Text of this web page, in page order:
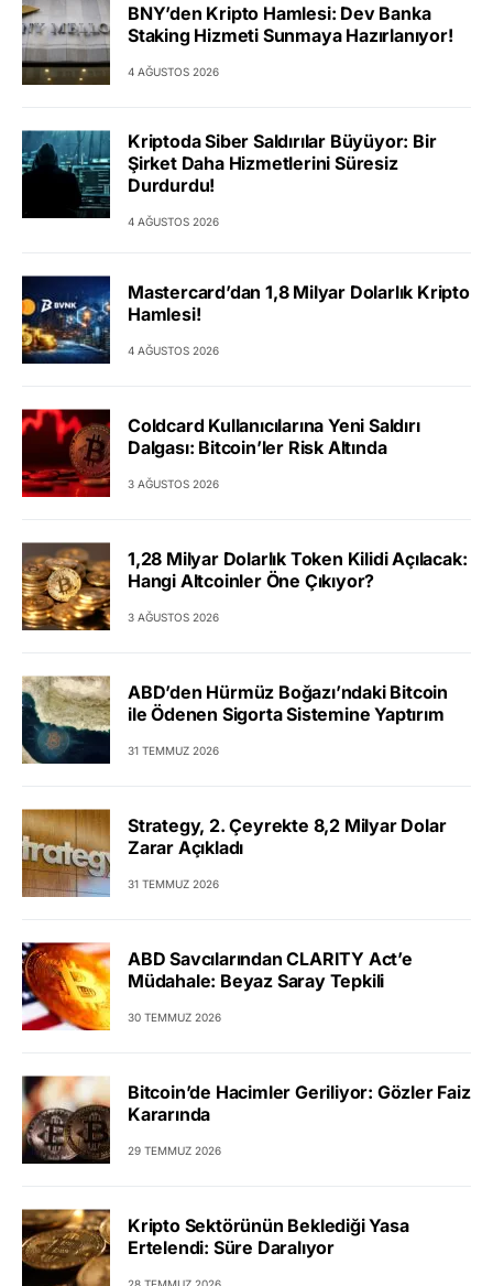
BNY’den Kripto Hamlesi: Dev Banka
Staking Hizmeti Sunmaya Hazırlanıyor!
4 AĞUSTOS 2026
Kriptoda Siber Saldırılar Büyüyor: Bir
Şirket Daha Hizmetlerini Süresiz
Durdurdu!
4 AĞUSTOS 2026
Mastercard’dan 1,8 Milyar Dolarlık Kripto
Hamlesi!
4 AĞUSTOS 2026
Coldcard Kullanıcılarına Yeni Saldırı
Dalgası: Bitcoin’ler Risk Altında
3 AĞUSTOS 2026
1,28 Milyar Dolarlık Token Kilidi Açılacak:
Hangi Altcoinler Öne Çıkıyor?
3 AĞUSTOS 2026
ABD’den Hürmüz Boğazı’ndaki Bitcoin
ile Ödenen Sigorta Sistemine Yaptırım
31 TEMMUZ 2026
Strategy, 2. Çeyrekte 8,2 Milyar Dolar
Zarar Açıkladı
31 TEMMUZ 2026
ABD Savcılarından CLARITY Act’e
Müdahale: Beyaz Saray Tepkili
30 TEMMUZ 2026
Bitcoin’de Hacimler Geriliyor: Gözler Faiz
Kararında
29 TEMMUZ 2026
Kripto Sektörünün Beklediği Yasa
Ertelendi: Süre Daralıyor